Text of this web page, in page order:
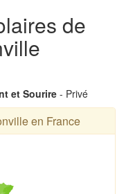
de
et Sourire - Privé
en France